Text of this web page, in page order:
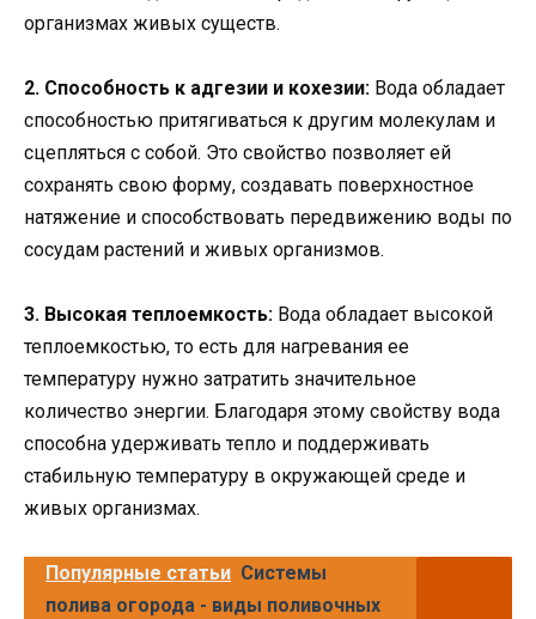
организмах живых существ.
2. Способность к адгезии и кохезии: Вода обладает
способностью притягиваться к другим молекулам и
сцепляться с собой. Это свойство позволяет ей
сохранять свою форму, создавать поверхностное
натяжение и способствовать передвижению воды по
сосудам растений и живых организмов.
3. Высокая теплоемкость: Вода обладает высокой
теплоемкостью, то есть для нагревания ее
температуру нужно затратить значительное
количество энергии. Благодаря этому свойству вода
способна удерживать тепло и поддерживать
стабильную температуру в окружающей среде и
живых организмах.
Популярные статьи Системы
полива огорода - виды поливочных